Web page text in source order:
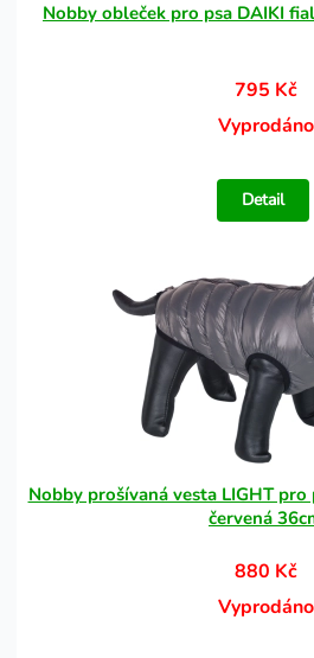
Nobby obleček pro psa DAIKI
795 Kč
Vyprodáno
Detail
Nobby prošívaná vesta LIGHT
červená
880 Kč
Vyprodáno